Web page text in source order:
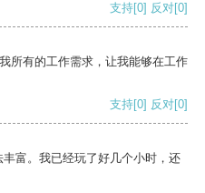
支持[0] 反对[0]
所有的工作需求，让我能够在工作
支持[0] 反对[0]
富。我已经玩了好几个小时，还